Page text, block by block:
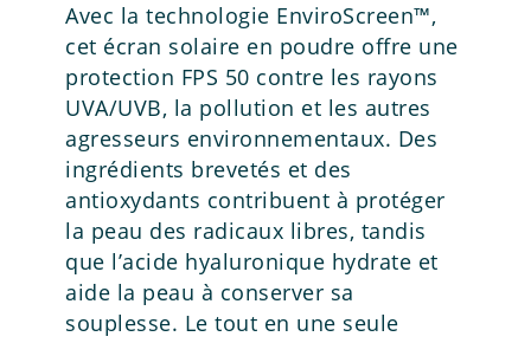
Avec la technologie EnviroScreen™,
cet écran solaire en poudre offre une
protection FPS 50 contre les rayons
UVA/UVB, la pollution et les autres
agresseurs environnementaux. Des
ingrédients brevetés et des
antioxydants contribuent à protéger
la peau des radicaux libres, tandis
que l’acide hyaluronique hydrate et
aide la peau à conserver sa
souplesse. Le tout en une seule